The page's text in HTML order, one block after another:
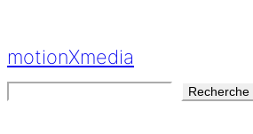
contenu
motionXmedia
Recherche